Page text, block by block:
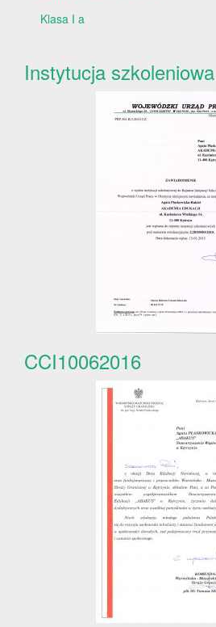
Klasa I a
Instytucja szkoleniowa
CCI10062016